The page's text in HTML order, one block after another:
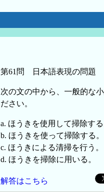
第61問 日本語表現の問題
次の文の中から、一般的な
ださい。
a. ほうきを使用して掃除する
b. ほうきを使って掃除する。
c. ほうきによる清掃を行う。
d. ほうきを掃除に用いる。
解答はこちら